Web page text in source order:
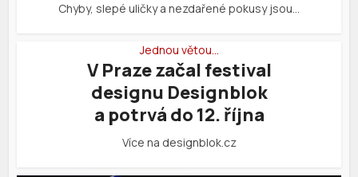
Chyby, slepé uličky a nezdařené pokusy jsou…
Jednou větou…
V Praze začal festival
designu Designblok
a potrvá do 12. října
Více na designblok.cz